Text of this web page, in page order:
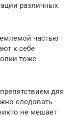
различных
частью
к себе
тоже
для
следовать
не мешает